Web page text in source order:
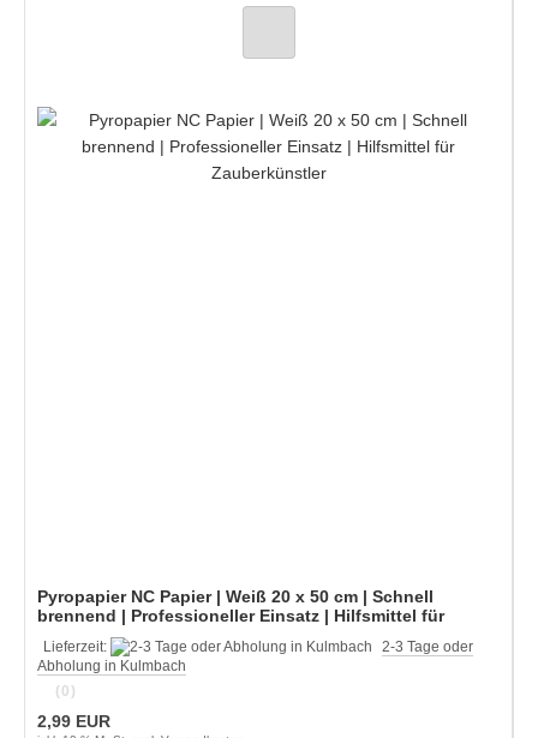
Pyropapier NC Papier | Weiß 20 x 50 cm | Schnell
brennend | Professioneller Einsatz | Hilfsmittel für
Zauberkünstler
Lieferzeit:
2-3 Tage oder
Abholung in Kulmbach
(0)
2,99 EUR